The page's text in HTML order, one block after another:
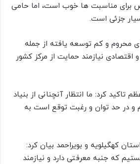
برای مناسبت ها خوب است، اما حامی
جزئی است.
محروم و کم توسعه یافته از جمله
اقتصادی نیازمند حمایت از مرکز کشور
تاکید کرد: ما انتظار آنچنانی از بنیاد
و در حد توان و رغبت توقع است به
کهگیلویه و بویراحمد بیان کرد:
که جنبه معرفتی دارد و نیازمند